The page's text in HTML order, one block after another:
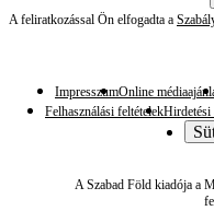
A feliratkozással Ön elfogadta a
ImpresszumOnline
Felhasználási feltételekHirdetési
A Szabad Föld kiadója a